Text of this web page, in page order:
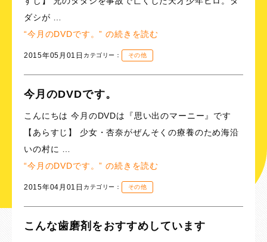
ダシが …
“今月のDVDです。” の続きを読む
2015年05月01日 カテゴリー： その他
今月のDVDです。
こんにちは 今月のDVDは『思い出のマーニー』です
【あらすじ】 少女・杏奈がぜんそくの療養のため海沿
いの村に …
“今月のDVDです。” の続きを読む
2015年04月01日 カテゴリー： その他
こんな歯磨剤をおすすめしています